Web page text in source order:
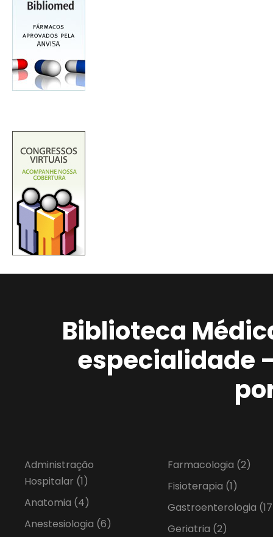
Biblioteca
especialidade
Administração
Hospitalar (1)
Anatomia (4)
Anestesiologia (6)
Farmacologia (2)
Fisioterapia (1)
Gastroenterologia
Geriatria (2)